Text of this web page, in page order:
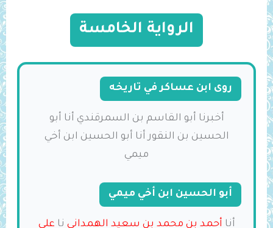
الرواية الخامسة
روى ابن عساكر في تاريخه
أخبرنا أبو القاسم بن السمرقندي أنا أبو
الحسين بن النقور أنا أبو الحسين ابن أخي
ميمي
أبو الحسين ابن أخي ميمي
أنا أحمد بن محمد بن سعيد الهمداني نا علي